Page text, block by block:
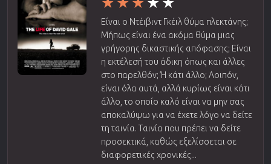
Είναι ο Ντέιβιντ Γκέιλ θύμα πλεκτάνης;
Μήπως είναι ένα ακόμα θύμα μιας
γρήγορης δικαστικής απόφασης; Είναι
η εκτέλεσή του άδικη όπως και άλλες
στο παρελθόν; Ή κάτι άλλο; Λοιπόν,
είναι όλα αυτά, αλλά κυρίως είναι κάτι
άλλο, το οποίο καλό είναι να μην σας
αποκαλύψω για να έχετε λόγο να δείτε
τη ταινία. Ταινία που πρέπει να δείτε
προσεκτικά, καθώς εξελίσσεται σε
διαφορετικές χρονικές...